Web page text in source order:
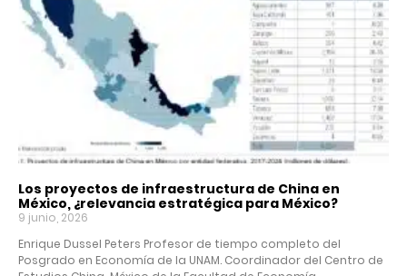
Los proyectos de infraestructura de China en
México, ¿relevancia estratégica para México?
9 junio, 2026
Enrique Dussel Peters Profesor de tiempo completo del
Posgrado en Economía de la UNAM. Coordinador del Centro de